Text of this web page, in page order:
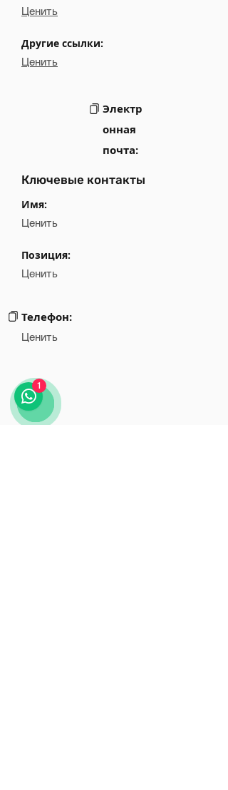
Ценить
Другие ссылки:
Ценить
Электр
онная
почта:
Ключевые контакты
Имя:
Ценить
Позиция:
Ценить
Телефон:
Ценить
1